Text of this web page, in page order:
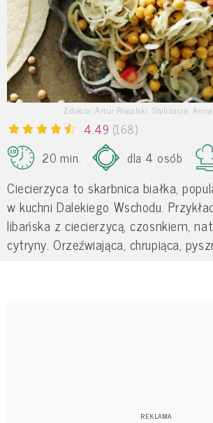
Zdjęcia: Artur Rogalski, Stylizacja:
4.49 (168)
20 min.
dla 4 osób
Ciecierzyca to skarbnica białka,
w kuchni Dalekiego Wschodu.
libańska z ciecierzycą, czosnkiem,
cytryny. Orzeźwiająca, chrupiąca,